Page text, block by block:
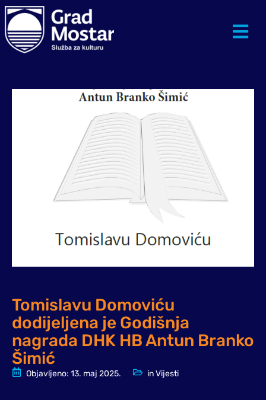
Tomislavu Domoviću
dodijeljena je Godišnja
nagrada DHK HB Antun Branko
Šimić
Objavljeno: 13. maj 2025. inVijesti